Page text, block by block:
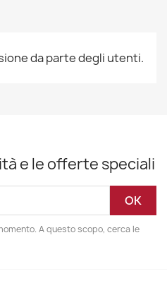
da parte degli utenti.
e le offerte speciali
A questo scopo, cerca le